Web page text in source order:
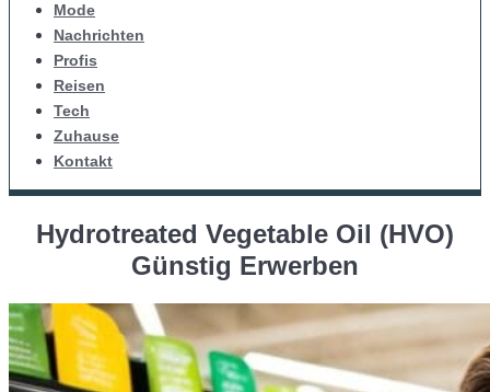
Mode
Nachrichten
Profis
Reisen
Tech
Zuhause
Kontakt
Hydrotreated Vegetable Oil (HVO)
Günstig Erwerben